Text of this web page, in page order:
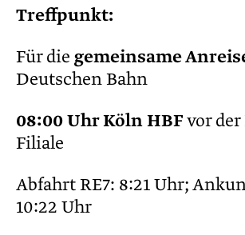
Treffpunkt:
Für die gemeinsame
Deutschen Bahn
08:00 Uhr Köln HBFvor
Filiale
Abfahrt RE7: 8:21 Uhr;
10:22 Uhr